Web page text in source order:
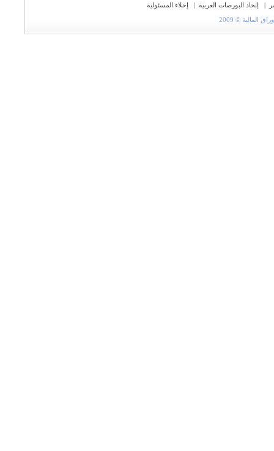
| إتحاد البورصات العربية |
إخلاء المسئولية
© 2009